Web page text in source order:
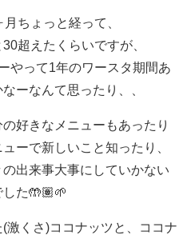
ちょっと経って、
超えたくらいですが、
やって1年のワースタ期間あ
ーなんて思ったり、、
好きなメニューもあったり
ーで新しいこと知ったり、
出来事大事にしていかない
た🤲🏽🌱
激くさ)ココナッツと、ココナ